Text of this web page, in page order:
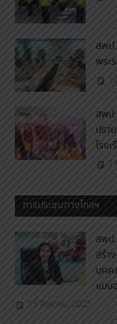
สพป
พระ
สพป
ปรา
โรง
การประชุมทางไกลฯ
สพป
สร้า
บุคค
แบบ
15 สิงหาคม, 2025